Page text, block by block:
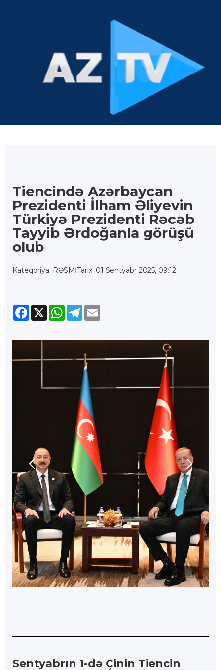
Tiencində Azərbaycan
Prezidenti İlham Əliyevin
Türkiyə Prezidenti Rəcəb
Tayyib Ərdoğanla görüşü
olub
Kateqoriya: RƏSMİTarix: 01 Sentyabr 2025, 09:12
Facebook
X WhatsApp
Telegram
Sentyabrın 1-də Çinin Tiencin